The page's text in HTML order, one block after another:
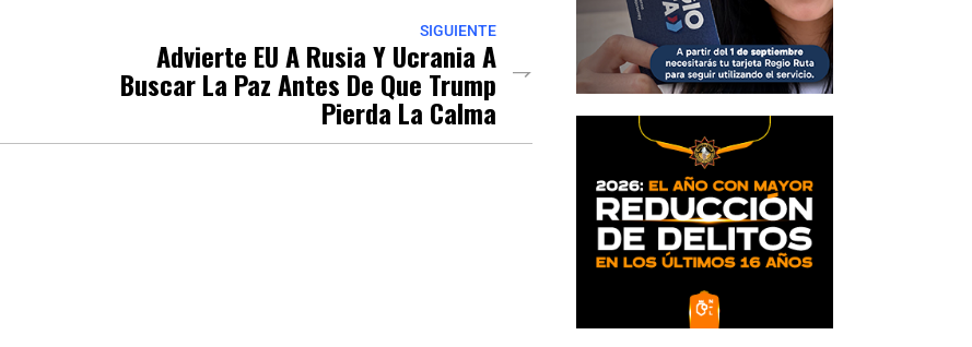
SIGUIENTE
Advierte EU A Rusia Y Ucrania A
Buscar La Paz Antes De Que Trump
Pierda La Calma